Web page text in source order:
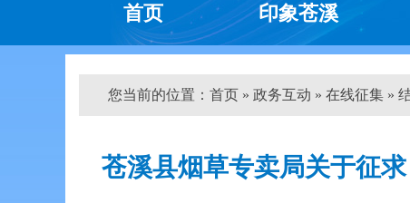
首页 印象苍溪
您当前的位置： 首页 » 政务互动 » 在线征集 »
苍溪县烟草专卖局关于征